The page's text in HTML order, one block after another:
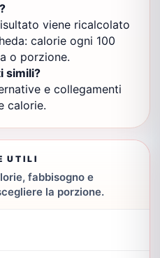
viene ricalcolato
calorie ogni 100
o porzione.
simili?
e collegamenti
calorie.
UTILI
fabbisogno e
la porzione.